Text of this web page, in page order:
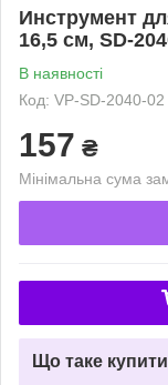
Инструмент
16,5 см, SD-
В наявності
Код: VP-SD-2040-02
157 ₴
Мінімальна сума
Що таке